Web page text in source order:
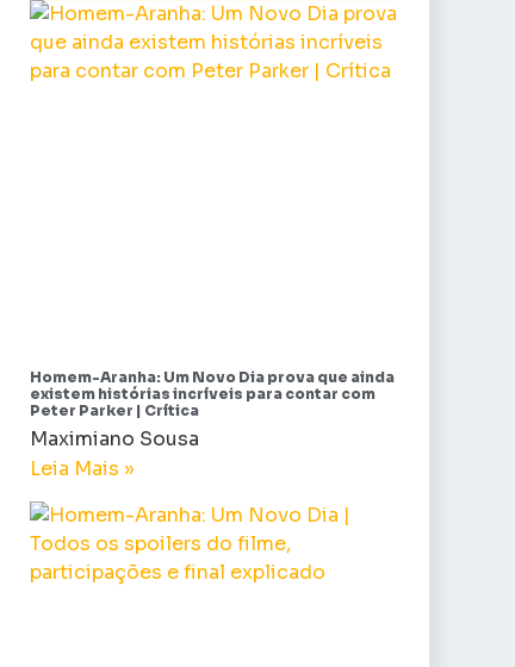
Homem-Aranha: Um Novo Dia prova que ainda
existem histórias incríveis para contar com
Peter Parker | Crítica
Maximiano Sousa
Leia Mais »